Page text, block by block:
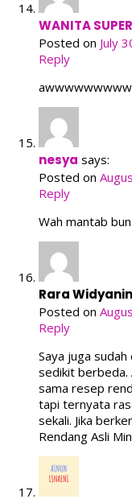
WANITA
Posted on July
Reply
nesya says:
Posted on
Reply
Wah mantab
Rara
Posted on
Reply
Saya juga
sedikit berbeda.
sama resep
tapi ternyata
sekali. Jika
Rendang Asli